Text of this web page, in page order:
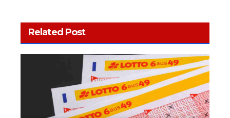
Related Post